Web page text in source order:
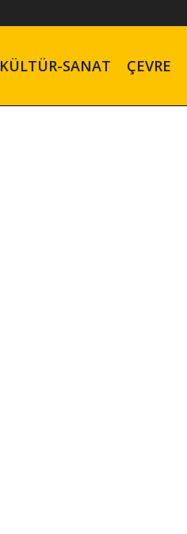
KÜLTÜR-SANAT ÇEVRE